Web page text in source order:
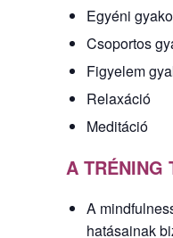
Egyéni
Csoportos
Figyelem
Relaxáció
Meditáció
A TRÉNING
A
hatásainak